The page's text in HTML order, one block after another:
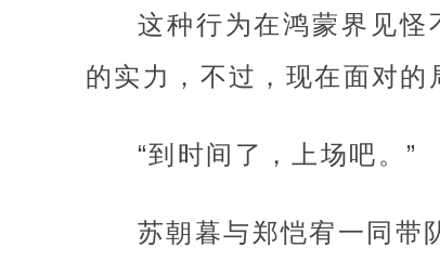
这种行为在鸿蒙界见怪
的实力，不过，现在面对的
“到时间了，上场吧。”
苏朝暮与郑恺宥一同带